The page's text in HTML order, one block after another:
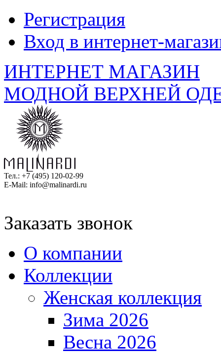
Регистрация
Вход в интернет-
ИНТЕРНЕТ МАГАЗИН
МОДНОЙ ВЕРХНЕЙ
Тел.: +7 (495) 120-02-99
E-Mail: info@malinardi.ru
Заказать звонок
О компании
Коллекции
Женская коллекция
Зима 2026
Весна 2026